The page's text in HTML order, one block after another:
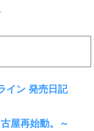
イン 発売日記
屋再始動。～